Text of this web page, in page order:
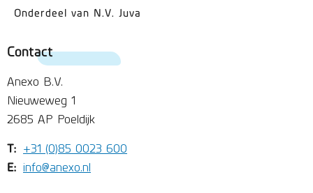
Onderdeel van N.V. Juva
Contact
Anexo B.V.
Nieuweweg 1
2685 AP Poeldijk
T: +31 (0)85 0023 600
E: info@anexo.nl